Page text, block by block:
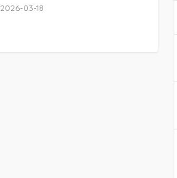
2026-03-18